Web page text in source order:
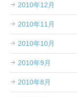
2010年12月
2010年11月
2010年10月
2010年9月
2010年8月